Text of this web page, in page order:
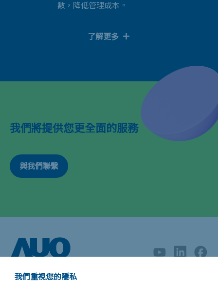
數，降低管理成本。
了解更多
我們將提供您更全面的服務
與我們聯繫
我們重視您的隱私